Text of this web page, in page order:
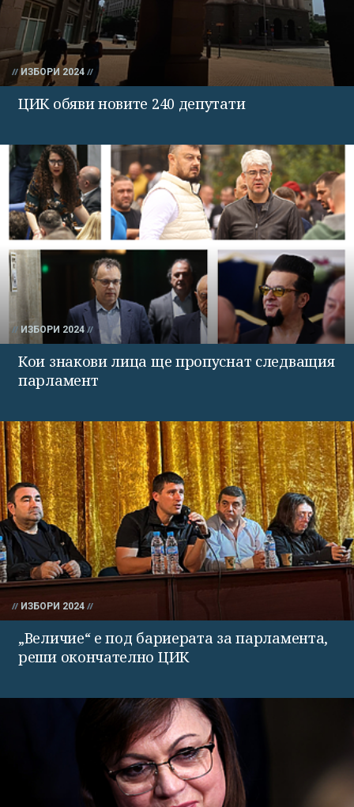
ИЗБОРИ 2024
ЦИК обяви новите 240 депутати
ИЗБОРИ 2024
Кои знакови лица ще пропуснат следващия
парламент
ИЗБОРИ 2024
„Величие“ е под бариерата за парламента,
реши окончателно ЦИК